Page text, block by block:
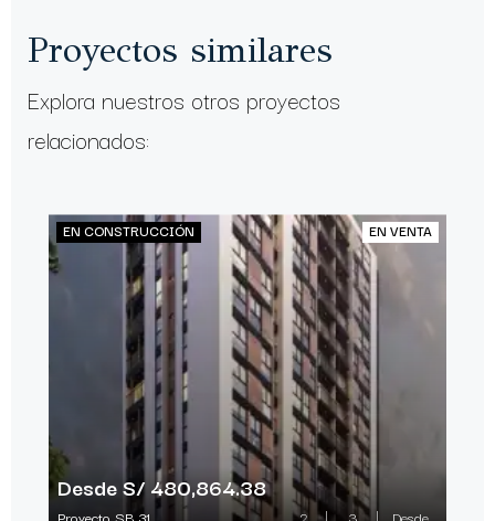
Proyectos similares
Explora nuestros otros proyectos
relacionados:
EN CONSTRUCCIÓN EN VENTA
Desde S/ 480,864.38
Proyecto SB 31 2 3 Desde